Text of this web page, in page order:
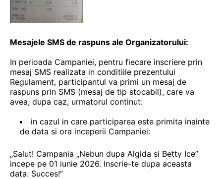
Mesajele SMS de raspuns ale Organizatorului:
In perioada Campaniei, pentru fiecare inscriere prin
mesaj SMS realizata in conditiile prezentului
Regulament, participantul va primi un mesaj de
raspuns prin SMS (mesaj de tip stocabil), care va
avea, dupa caz, urmatorul continut:
in cazul in care participarea este primita inainte
de data si ora inceperii Campaniei:
„Salut! Campania „Nebun dupa Algida si Betty Ice”
incepe pe 01 iunie 2026. Inscrie-te dupa aceasta
data. Succes!”